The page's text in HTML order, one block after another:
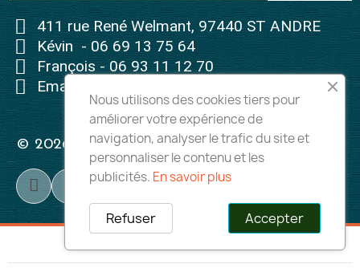
411 rue René Welmant, 97440 ST ANDRE
Kévin - 06 69 13 75 64
François - 06 93 11 12 70
Email - contact@melga.fr
© 2026 - Tous droits réservés à Melga
Nous utilisons des cookies tiers pour
améliorer votre expérience de
navigation, analyser le trafic du site et
personnaliser le contenu et les
publicités. En savoir plus
Accepter
Refuser